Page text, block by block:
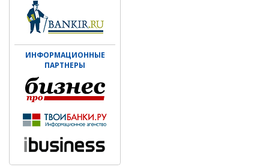
ИНФОРМАЦИОННЫЕ
ПАРТНЕРЫ